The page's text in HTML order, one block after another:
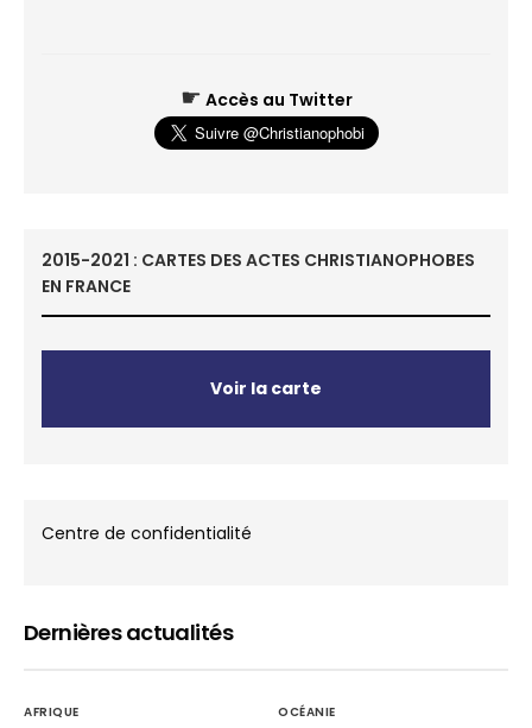
☛ Accès au Twitter
2015-2021 : CARTES DES ACTES CHRISTIANOPHOBES
EN FRANCE
Voir la carte
Centre de confidentialité
Dernières actualités
AFRIQUE OCÉANIE